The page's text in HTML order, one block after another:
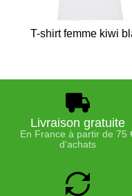
T-shirt femme kiwi
Livraison gratuite
En France à partir de 75
d'achats